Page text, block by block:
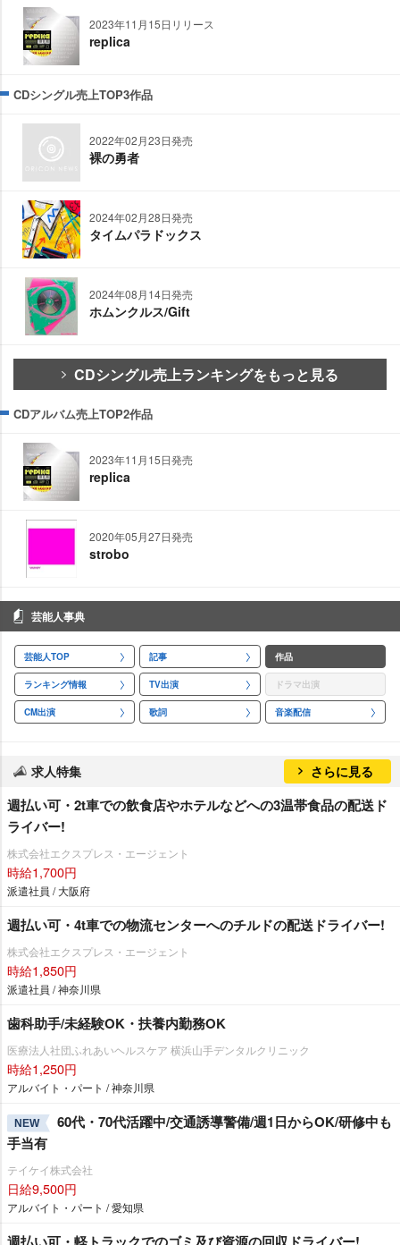
2023年11月15日リリース
replica
CDシングル売上TOP3作品
2022年02月23日発売
裸の勇者
2024年02月28日発売
タイムパラドックス
2024年08月14日発売
ホムンクルス/Gift
CDシングル売上ランキングをもっと見る
CDアルバム売上TOP2作品
2023年11月15日発売
replica
2020年05月27日発売
strobo
芸能人事典
芸能人TOP 記事 作品
ランキング情報 TV出演 ドラマ出演
CM出演 歌詞 音楽配信
求人特集 さらに見る
週払い可・2t車での飲食店やホテルなどへの3温帯食品の配送ド
ライバー!
株式会社エクスプレス・エージェント
時給1,700円
派遣社員 / 大阪府
週払い可・4t車での物流センターへのチルドの配送ドライバー!
株式会社エクスプレス・エージェント
時給1,850円
派遣社員 / 神奈川県
歯科助手/未経験OK・扶養内勤務OK
医療法人社団ふれあいヘルスケア 横浜山手デンタルクリニック
時給1,250円
アルバイト・パート / 神奈川県
NEW
60代・70代活躍中/交通誘導警備/週1日からOK/研修中も
手当有
テイケイ株式会社
日給9,500円
アルバイト・パート / 愛知県
週払い可・軽トラックでのゴミ及び資源の回収ドライバー!